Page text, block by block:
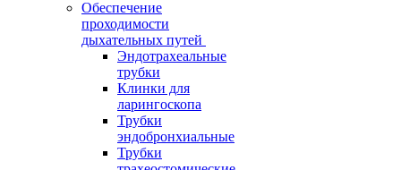
Обеспечение
проходимости
дыхательных путей
Эндотрахеальные
трубки
Клинки для
ларингоскопа
Трубки
эндобронхиальные
Трубки